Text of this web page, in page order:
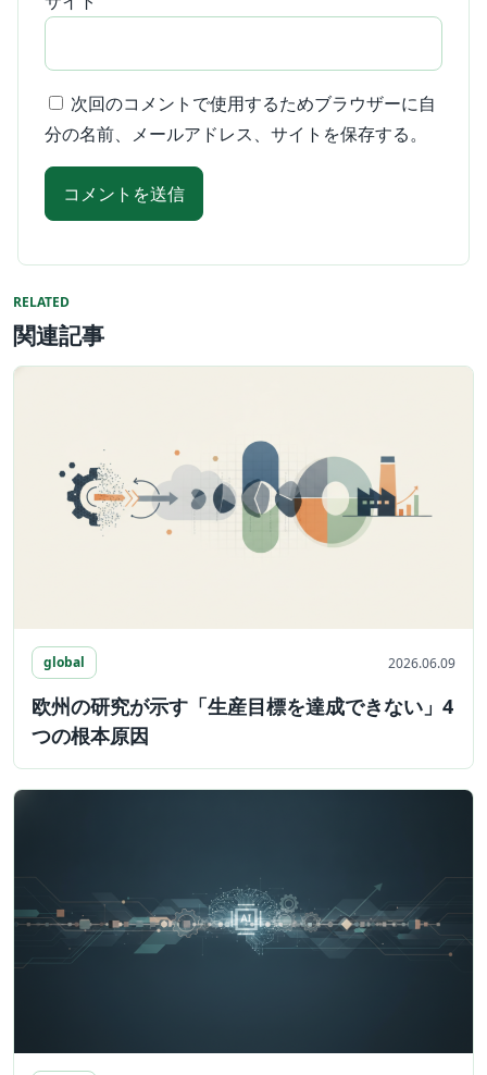
次回のコメントで使用するためブラウザーに自
分の名前、メールアドレス、サイトを保存する。
RELATED
関連記事
global 2026.06.09
欧州の研究が示す「生産目標を達成できない」4
つの根本原因